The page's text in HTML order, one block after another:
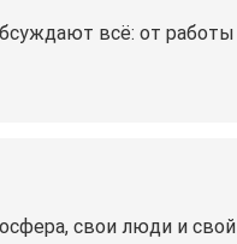
всё: от работы
свои люди и